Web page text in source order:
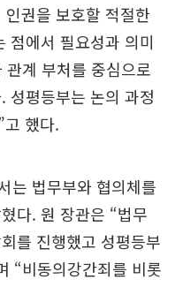
권을 보호할 적절한
점에서 필요성과 의미
계 부처를 중심으로
성평등부는 논의 과정
고 했다.
는 법무부와 협의체를
다. 원 장관은 “법무
를 진행했고 성평등부
“비동의강간죄를 비롯